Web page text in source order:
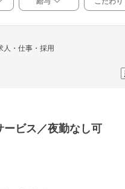
人・仕事・採用
ビス／夜勤なし可